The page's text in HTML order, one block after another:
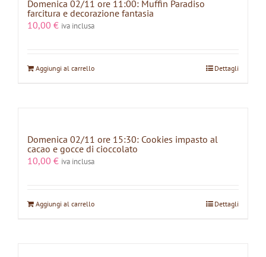
Domenica 02/11 ore 11:00: Muffin Paradiso
farcitura e decorazione fantasia
10,00 € iva inclusa
Aggiungi al carrello Dettagli
Domenica 02/11 ore 15:30: Cookies impasto al
cacao e gocce di cioccolato
10,00 € iva inclusa
Aggiungi al carrello Dettagli